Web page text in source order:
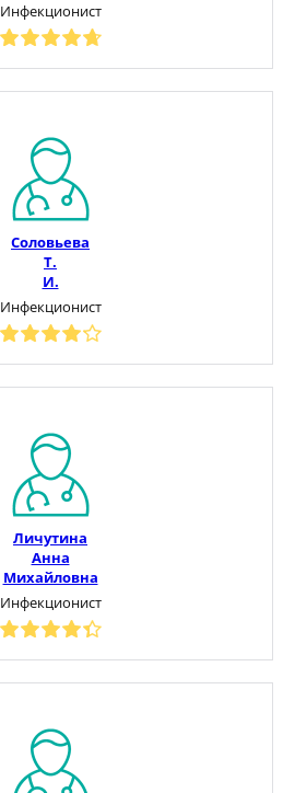
Инфекционист
Соловьева
Т.
И.
Инфекционист
Личутина
Анна
Михайловна
Инфекционист